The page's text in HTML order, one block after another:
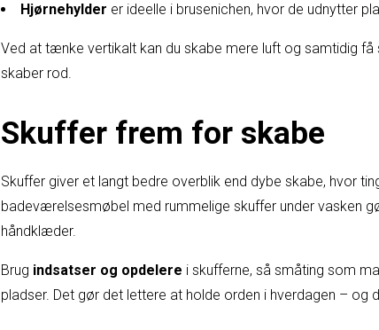
Hjørnehylder er ideelle i brusenichen, hvor de udnytter
Ved at tænke vertikalt kan du skabe mere luft og samtidig
skaber rod.
Skuffer frem for skabe
Skuffer giver et langt bedre overblik end dybe skabe, hvor
badeværelsesmøbel med rummelige skuffer under vasken
håndklæder.
Brug indsatser og opdelere i skufferne, så småting som
pladser. Det gør det lettere at holde orden i hverdagen – og